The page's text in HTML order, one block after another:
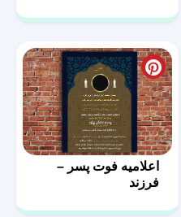
اعلامیه فوت پسر –
فرزند